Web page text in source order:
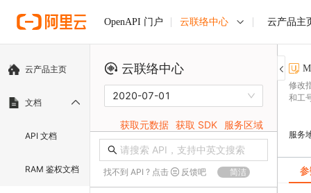
OpenAPI 门户 云联络中心 云产品主
云产品主页
文档
API 文档
RAM 鉴权文档
云联络中心
2020-07-01
获取元数据 获取 SDK 服务区域
找不到 API ? 点击 反馈吧 简洁
修改
和工
服务